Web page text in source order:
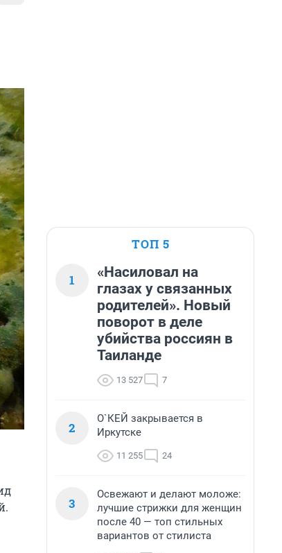
ТОП 5
1
«Насиловал на
глазах у связанных
родителей». Новый
поворот в деле
убийства россиян в
Таиланде
13 527 7
2
О`КЕЙ закрывается в
Иркутске
11 255 24
3
Освежают и делают моложе:
лучшие стрижки для женщин
после 40 — топ стильных
вариантов от стилиста